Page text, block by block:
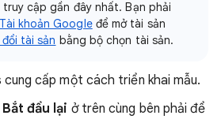
cập gần đây nhất. Bạn phải
Tài khoản Googleđể mở tài sản
tài sản bằng bộ chọn tài sản.
cấp một cách triển khai mẫu.
Bắt đầu lại ở trên cùng bên phải để